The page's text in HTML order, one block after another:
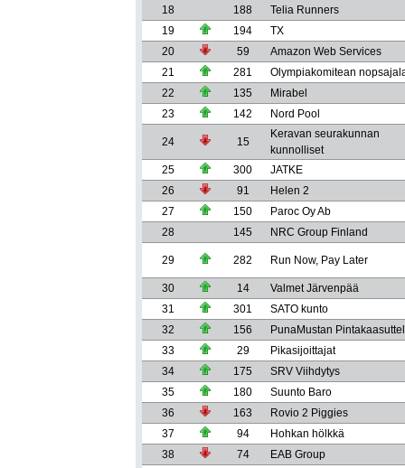
18
188
Telia Runners
19
194
TX
20
59
Amazon Web Services
21
281
Olympiakomitean
22
135
Mirabel
23
142 Nord Pool
24 15
Keravan seurakunnan
kunnolliset
25
300
JATKE
26
91
Helen 2
27
150
Paroc Oy Ab
28
145 NRC Group Finland
29 282 Run Now, Pay Later
30 14
Valmet Järvenpää
31
301
SATO kunto
32
156
PunaMustan
33
29
Pikasijoittajat
34
175
SRV Viihdytys
35
180
Suunto Baro
36
163
Rovio 2 Piggies
37
94
Hohkan hölkkä
38
74
EAB Group